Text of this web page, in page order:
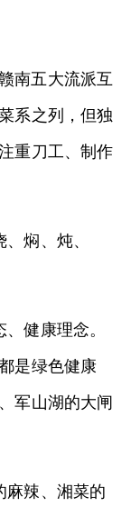
南五大流派互
系之列，但独
重刀工、制作
焖、炖、
健康理念。
是绿色健康
军山湖的大闸
麻辣、湘菜的